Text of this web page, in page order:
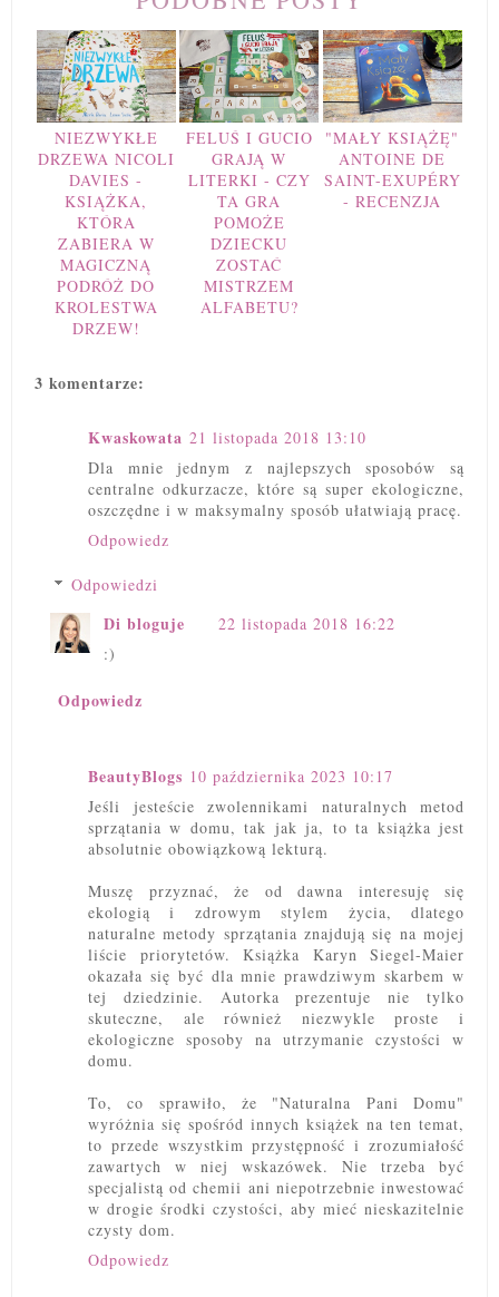
NIEZWYKŁE
DRZEWA NICOLI
DAVIES -
KSIĄŻKA,
KTÓRA
ZABIERA W
MAGICZNĄ
PODRÓŻ DO
KROLESTWA
DRZEW!
FELUŚ I GUCIO
GRAJĄ W
LITERKI - CZY
TA GRA
POMOŻE
DZIECKU
ZOSTAĆ
MISTRZEM
ALFABETU?
"MAŁY KSIĄŻĘ"
ANTOINE DE
SAINT-EXUPÉRY
- RECENZJA
3 komentarze:
Kwaskowata 21 listopada 2018 13:10
Dla mnie jednym z najlepszych sposobów są
centralne odkurzacze, które są super ekologiczne,
oszczędne i w maksymalny sposób ułatwiają pracę.
Odpowiedz
Odpowiedzi
Di bloguje
22 listopada 2018 16:22
:)
Odpowiedz
BeautyBlogs 10 października 2023 10:17
Jeśli jesteście zwolennikami naturalnych metod
sprzątania w domu, tak jak ja, to ta książka jest
absolutnie obowiązkową lekturą.
Muszę przyznać, że od dawna interesuję się
ekologią i zdrowym stylem życia, dlatego
naturalne metody sprzątania znajdują się na mojej
liście priorytetów. Książka Karyn Siegel-Maier
okazała się być dla mnie prawdziwym skarbem w
tej dziedzinie. Autorka prezentuje nie tylko
skuteczne, ale również niezwykle proste i
ekologiczne sposoby na utrzymanie czystości w
domu.
To, co sprawiło, że "Naturalna Pani Domu"
wyróżnia się spośród innych książek na ten temat,
to przede wszystkim przystępność i zrozumiałość
zawartych w niej wskazówek. Nie trzeba być
specjalistą od chemii ani niepotrzebnie inwestować
w drogie środki czystości, aby mieć nieskazitelnie
czysty dom.
Odpowiedz